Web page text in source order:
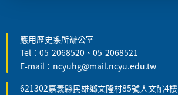
應用歷史系所辦公室
Tel：05-2068520、05-2068521
E-mail：ncyuhg@mail.ncyu.edu.tw
621302嘉義縣民雄鄉文隆村85號人文館4樓